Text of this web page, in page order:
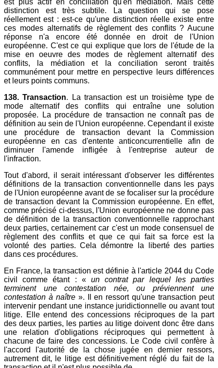
est plus actif en conciliation qu'en médiation. Mais cette
distinction est très subtile. La question qui se pose
réellement est : est-ce qu'une distinction réelle existe entre
ces modes alternatifs de règlement des conflits ? Aucune
réponse n'a encore été donnée en droit de l'Union
européenne. C'est ce qui explique que lors de l'étude de la
mise en oeuvre des modes de règlement alternatif des
conflits, la médiation et la conciliation seront traités
communément pour mettre en perspective leurs différences
et leurs points communs.
138. Transaction. La transaction est un troisième type de
mode alternatif des conflits qui entraîne une solution
proposée. La procédure de transaction ne connaît pas de
définition au sein de l'Union européenne. Cependant il existe
une procédure de transaction devant la Commission
européenne en cas d'entente anticoncurrentielle afin de
diminuer l'amende infligée à l'entreprise auteur de
l'infraction.
Tout d'abord, il serait intéressant d'observer les différentes
définitions de la transaction conventionnelle dans les pays
de l'Union européenne avant de se focaliser sur la procédure
de transaction devant la Commission européenne. En effet,
comme précisé ci-dessus, l'Union européenne ne donne pas
de définition de la transaction conventionnelle rapprochant
deux parties, certainement car c'est un mode consensuel de
règlement des conflits et que ce qui fait sa force est la
volonté des parties. Cela démontre la liberté des parties
dans ces procédures.
En France, la transaction est définie à l'article 2044 du Code
civil comme étant : « un contrat par lequel les parties
terminent une contestation née, ou préviennent une
contestation à naître ». Il en ressort qu'une transaction peut
intervenir pendant une instance juridictionnelle ou avant tout
litige. Elle entend des concessions réciproques de la part
des deux parties, les parties au litige doivent donc être dans
une relation d'obligations réciproques qui permettent à
chacune de faire des concessions. Le Code civil confère à
l'accord l'autorité de la chose jugée en dernier ressors,
autrement dit, le litige est définitivement réglé du fait de la